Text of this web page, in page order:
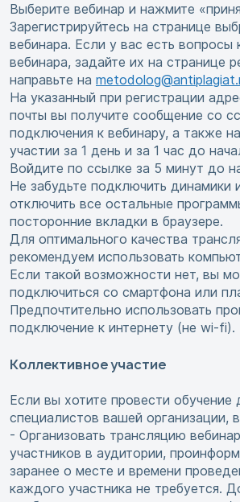
Выберите вебинар и нажмите
Зарегистрируйтесь на странице
вебинара. Если у вас есть
вебинара, задайте их на странице
направьте на
На указанный при регистрации
почты вы получите сообщение со
подключения к вебинару, а также
участии за 1 день и за 1 час до
Войдите по ссылке за 5 минут до
Не забудьте подключить динамики
отключить все остальные
посторонние вкладки в браузере.
Для оптимального качества
рекомендуем использовать
Если такой возможности нет, вы
подключиться со смартфона или
Предпочтительно использовать
подключение к интернету (не wi-fi).
Коллективное участие
Если вы хотите провести обучение
специалистов вашей организации,
- Организовать трансляцию
участников в аудитории,
заранее о месте и времени
каждого участника не требуется.